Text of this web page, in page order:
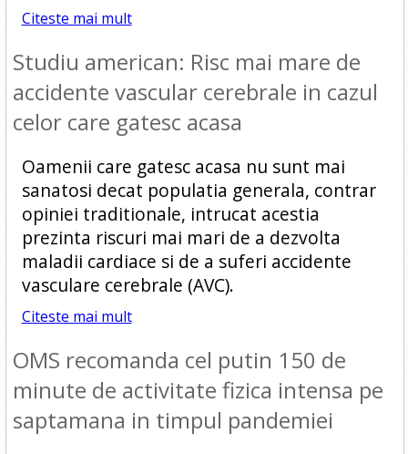
Citeste mai mult
Studiu american: Risc mai mare de
accidente vascular cerebrale in cazul
celor care gatesc acasa
Oamenii care gatesc acasa nu sunt mai
sanatosi decat populatia generala, contrar
opiniei traditionale, intrucat acestia
prezinta riscuri mai mari de a dezvolta
maladii cardiace si de a suferi accidente
vasculare cerebrale (AVC).
Citeste mai mult
OMS recomanda cel putin 150 de
minute de activitate fizica intensa pe
saptamana in timpul pandemiei